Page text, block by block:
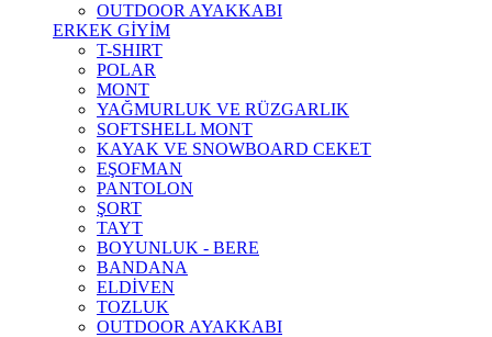
OUTDOOR AYAKKABI
ERKEK GİYİM
T-SHIRT
POLAR
MONT
YAĞMURLUK VE RÜZGARLIK
SOFTSHELL MONT
KAYAK VE SNOWBOARD CEKET
EŞOFMAN
PANTOLON
ŞORT
TAYT
BOYUNLUK - BERE
BANDANA
ELDİVEN
TOZLUK
OUTDOOR AYAKKABI